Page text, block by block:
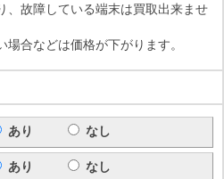
故障している端末は買取出来ませ
合などは価格が下がります。
あり なし
あり なし